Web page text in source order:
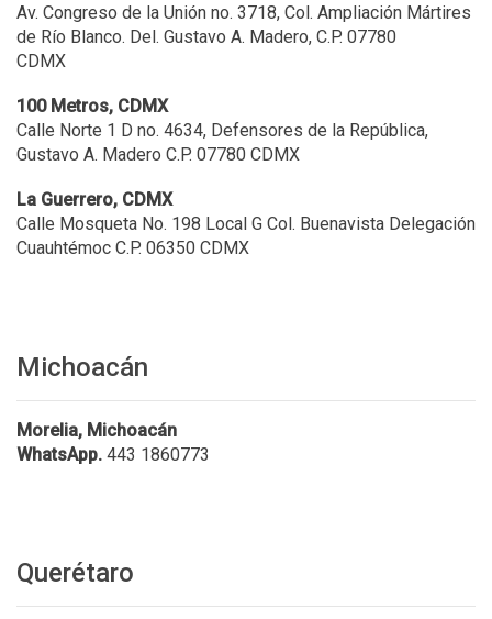
Av. Congreso de la Unión no. 3718, Col. Ampliación Mártires
de Río Blanco. Del. Gustavo A. Madero, C.P. 07780
CDMX
100 Metros, CDMX
Calle Norte 1 D no. 4634, Defensores de la República,
Gustavo A. Madero C.P. 07780 CDMX
La Guerrero, CDMX
Calle Mosqueta No. 198 Local G Col. Buenavista Delegación
Cuauhtémoc C.P. 06350 CDMX
Michoacán
Morelia, Michoacán
WhatsApp. 443 1860773
Querétaro